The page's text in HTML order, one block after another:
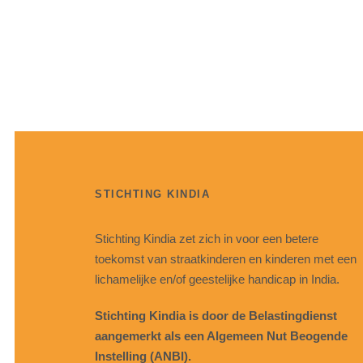
STICHTING KINDIA
Stichting Kindia zet zich in voor een betere
toekomst van straatkinderen en kinderen met een
lichamelijke en/of geestelijke handicap in India.
Stichting Kindia is door de Belastingdienst
aangemerkt als een Algemeen Nut Beogende
Instelling (ANBI).